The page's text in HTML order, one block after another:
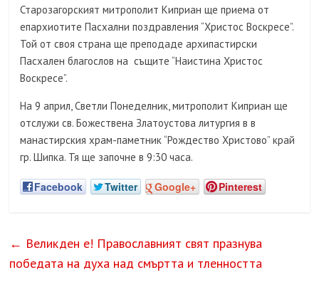
Старозагорският митрополит Kиприан ще приема от
епархиотите Пасхални поздравления “Христос Воскресе”.
Той от своя страна ще преподаде архипастирски
Пасхален благослов на същите “Наистина Христос
Воскресе”.
На 9 април, Светли Понеделник, митрополит Киприан ще
отслужи св. Божествена Златоустова литургия в в
манастирския храм-паметник “Рождество Христово” край
гр. Шипка. Тя ще започне в 9:30 часа.
Facebook Twitter Google+ Pinterest
← Великден е! Православният свят празнува
победата на духа над смъртта и тленността